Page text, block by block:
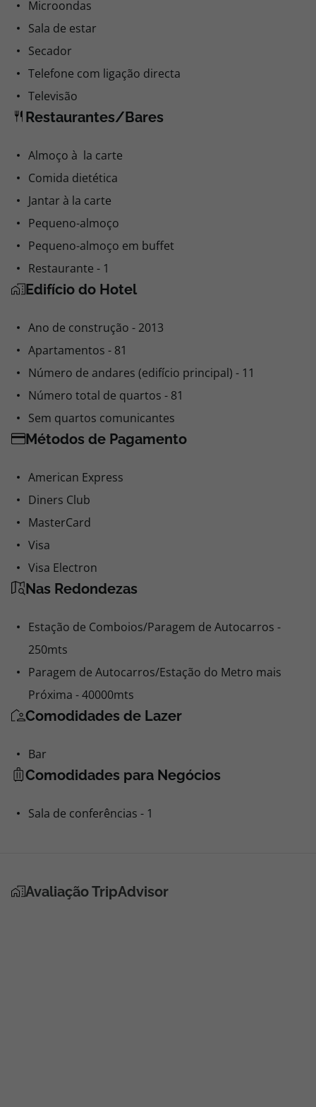
Microondas
Sala de estar
Secador
Telefone com ligação directa
Televisão
Restaurantes/Bares
Almoço à la carte
Comida dietética
Jantar à la carte
Pequeno-almoço
Pequeno-almoço em buffet
Restaurante - 1
Edifício do Hotel
Ano de construção - 2013
Apartamentos - 81
Número de andares (edifício principal) - 11
Número total de quartos - 81
Sem quartos comunicantes
Métodos de Pagamento
American Express
Diners Club
MasterCard
Visa
Visa Electron
Nas Redondezas
Estação de Comboios/Paragem de Autocarros -
250mts
Paragem de Autocarros/Estação do Metro mais
Próxima - 40000mts
Comodidades de Lazer
Bar
Comodidades para Negócios
Sala de conferências - 1
Avaliação TripAdvisor